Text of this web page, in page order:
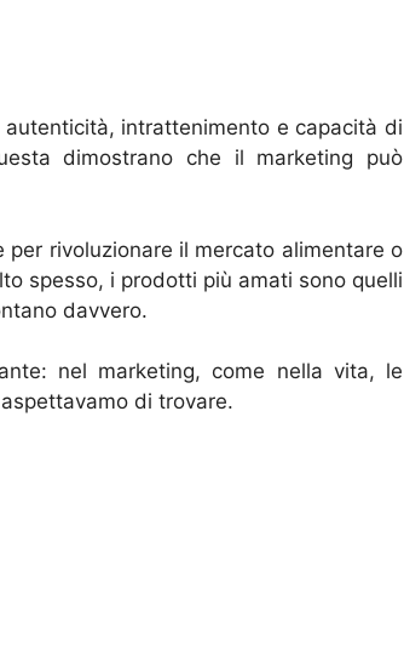
intrattenimento e capacità di
dimostrano che il marketing può
per rivoluzionare il mercato alimentare o
spesso, i prodotti più amati sono quelli
davvero.
nel marketing, come nella vita, le
di trovare.